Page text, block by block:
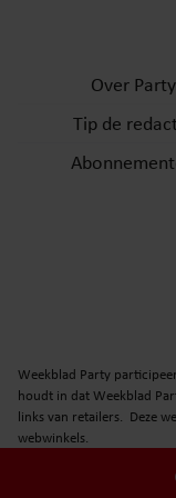
partners voor
informatie die u
verzameld op
gebruiken.
Over Party
Tip de
Weekblad Party
houdt in dat Weekblad
links van retailers. Deze
webwinkels.